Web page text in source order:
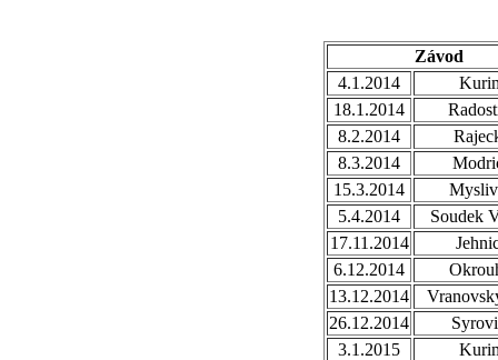
Závod
4.1.2014
18.1.2014
8.2.2014
8.3.2014
15.3.2014
5.4.2014
Soudek
17.11.2014
6.12.2014
13.12.2014
26.12.2014
3.1.2015